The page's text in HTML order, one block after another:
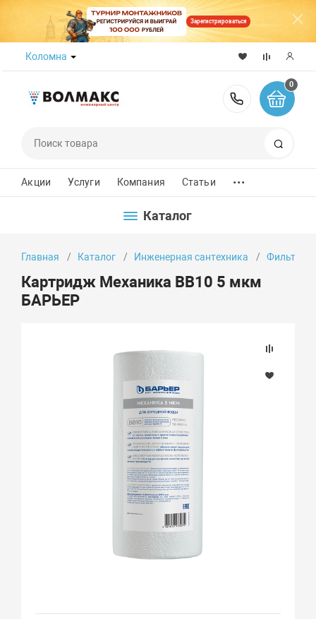
Зарегистрироваться
Коломна
8 (800)
0
Акции Услуги Компания Статьи ...
Каталог
Главная Каталог Инженерная сантехника Фильтры
Картридж Механика BB10 5 мкм
БАРЬЕР